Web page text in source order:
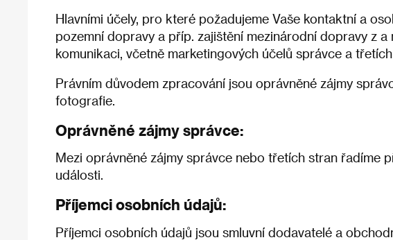
Hlavními účely, pro které požadujeme Vaše kontaktní a
pozemní dopravy a příp. zajištění mezinárodní dopravy z
komunikaci, včetně marketingových účelů správce a třetích
Právním důvodem zpracování jsou oprávněné zájmy
fotografie.
Oprávněné zájmy správce:
Mezi oprávněné zájmy správce nebo třetích stran řadíme
události.
Příjemci osobních údajů:
Příjemci osobních údajů jsou smluvní dodavatelé a